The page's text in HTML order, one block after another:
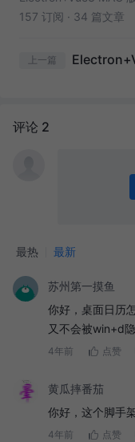
157 订阅 · 34 篇文章
上一篇
评论 2
最热 最新
苏州第一摸鱼
你好，桌面日历
又不会被win+d
4年前 点赞
黄瓜摔番茄
你好，这个脚手
4年前 点赞